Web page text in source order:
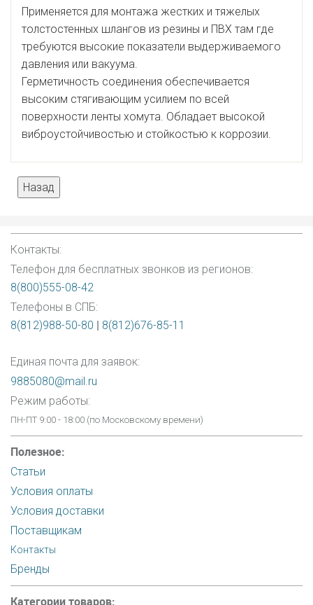
Применяется для монтажа жестких и тяжелых
толстостенных шлангов из резины и ПВХ там где
требуются высокие показатели выдерживаемого
давления или вакуума.
Герметичность соединения обеспечивается
высоким стягивающим усилием по всей
поверхности ленты хомута. Обладает высокой
виброустойчивостью и стойкостью к коррозии.
Контакты:
Телефон для бесплатных звонков из регионов:
8(800)555-08-42
Телефоны в СПБ:
8(812)988-50-80
8(812)676-85-11
Единая почта для заявок:
9885080@mail.ru
Режим работы:
ПН-ПТ 9:00 - 18:00 (по Московскому времени)
Полезное:
Статьи
Условия оплаты
Условия доставки
Поставщикам
Контакты
Бренды
Категории товаров: